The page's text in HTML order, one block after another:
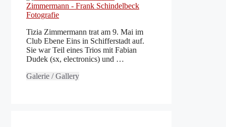
Tizia Zimmermann trat am 9. Mai im
Club Ebene Eins in Schifferstadt auf.
Sie war Teil eines Trios mit Fabian
Dudek (sx, electronics) und …
Galerie / Gallery